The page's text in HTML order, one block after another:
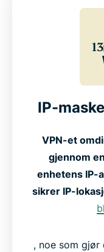
IP-
VPN-et
gjennom
enhetens IP-
sikrer IP-
, noe som